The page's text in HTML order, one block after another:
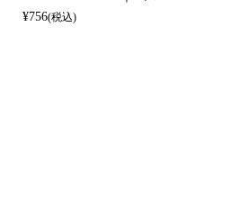
¥756(税込)